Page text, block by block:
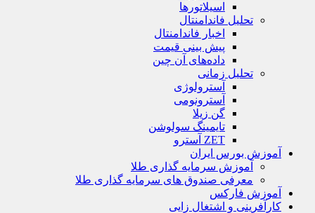
اسیلاتورها
تحلیل فاندامنتال
اخبار فاندامنتال
پیش بینی قیمت
داده‌های آن چین
تحلیل زمانی
آسترولوژی
آسترونومی
گن زیلا
تايمينگ سولوشن
ZET آسترو
آموزش بورس ایران
آموزش سرمایه گذاری طلا
معرفی صندوق های سرمایه گذاری طلا
آموزش فارکس
کارآفرینی و اشتغال زایی